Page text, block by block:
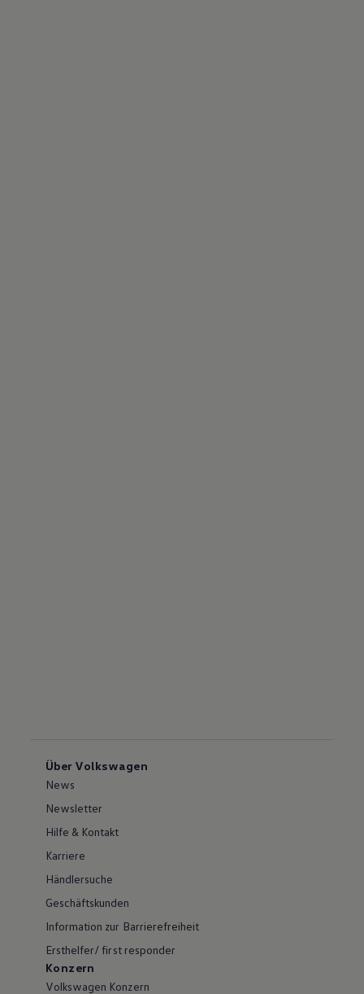
Über Volkswagen
News
Newsletter
Hilfe & Kontakt
Karriere
Händlersuche
Geschäftskunden
Information zur Barrierefreiheit
Ersthelfer/ first responder
Konzern
Volkswagen Konzern